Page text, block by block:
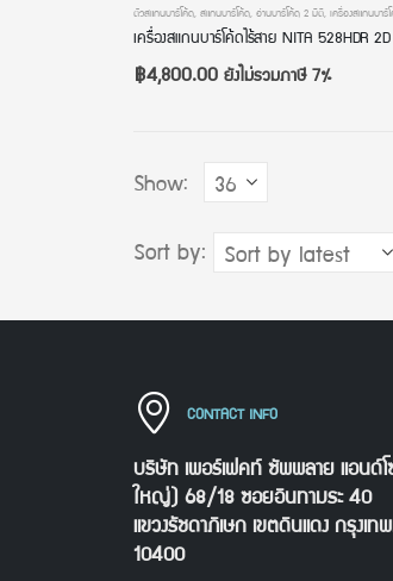
ตัวสแกนบาร์โค้ด,สแกนบาร์โค้ด,อ่านบาร์โค้ด 2 มิติ,เครื่องสแกนบาร์
฿4,800.00ยังไม่รวมภาษี 7%
Show:
Sort by:
CONTACT INFO
บริษัท เพอร์เฟคท์ ซัพพลาย แอนด์
ใหญ่) 68/18 ซอยอินทามระ 40
แขวงรัชดาภิเษก เขตดินแดง กรุงเ
10400